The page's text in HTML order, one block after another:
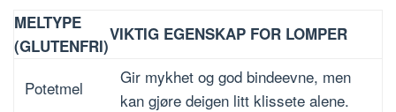
MELTYPE
(GLUTENFRI)
VIKTIG EGENSKAP FOR LOMPER
Potetmel
Gir mykhet og god bindeevne, men
kan gjøre deigen litt klissete alene.